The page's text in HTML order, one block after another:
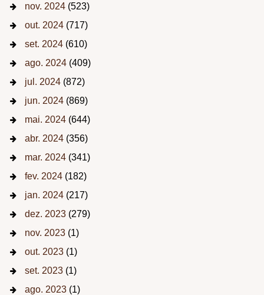
nov. 2024 (523)
out. 2024 (717)
set. 2024 (610)
ago. 2024 (409)
jul. 2024 (872)
jun. 2024 (869)
mai. 2024 (644)
abr. 2024 (356)
mar. 2024 (341)
fev. 2024 (182)
jan. 2024 (217)
dez. 2023 (279)
nov. 2023 (1)
out. 2023 (1)
set. 2023 (1)
ago. 2023 (1)